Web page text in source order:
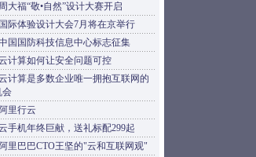
周大福“敬•自然”设计大赛开启
国际体验设计大会7月将在京举行
国国防科技信息中心标志征集
计算如何让安全问题可控
计算是多数企业唯一拥抱互联网的
会
阿里行云
手机年终巨献，送礼标配299起
阿里巴巴CTO王坚的"云和互联网观"